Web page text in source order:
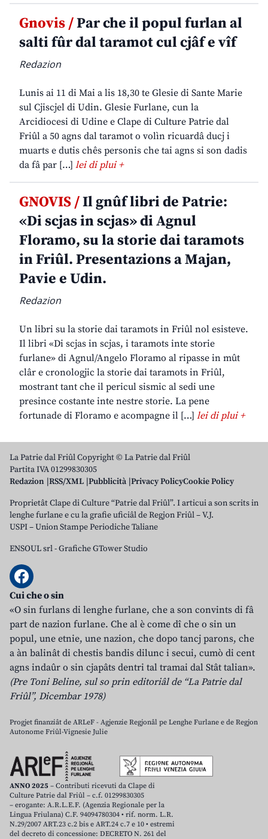
Gnovis /Par che il popul furlan al
salti fûr dal taramot cul cjâf e vîf
Redazion
Lunis ai 11 di Mai a lis 18,30 te Glesie di Sante Marie
sul Cjiscjel di Udin. Glesie Furlane, cun la
Arcidiocesi di Udine e Clape di Culture Patrie dal
Friûl a 50 agns dal taramot o volìn ricuardâ ducj i
muarts e dutis chês personis che tai agns si son dadis
da fâ par […] lei di plui +
GNOVIS /Il gnûf libri de Patrie:
«Di scjas in scjas» di Agnul
Floramo, su la storie dai taramots
in Friûl. Presentazions a Majan,
Pavie e Udin.
Redazion
Un libri su la storie dai taramots in Friûl nol esisteve.
Il libri «Di scjas in scjas, i taramots inte storie
furlane» di Agnul/Angelo Floramo al ripasse in mût
clâr e cronologjic la storie dai taramots in Friûl,
mostrant tant che il pericul sismic al sedi une
presince costante inte nestre storie. La pene
fortunade di Floramo e acompagne il […] lei di plui +
La Patrie dal Friûl Copyright © La Patrie dal Friûl
Partita IVA 01299830305
Redazion RSS/XML Pubblicità Privacy PolicyCookie Policy
Proprietât Clape di Culture “Patrie dal Friûl”. I articui a son scrits in
lenghe furlane e cu la grafie uficiâl de Regjon Friûl – V.J.
USPI – Union Stampe Periodiche Taliane
ENSOUL srl-Grafiche GTower Studio
Cui che o sin
«O sin furlans di lenghe furlane, che a son convints di fâ
part de nazion furlane. Che al è come dî che o sin un
popul, une etnie, une nazion, che dopo tancj parons, che
a àn balinât di chestis bandis dilunc i secui, cumò di cent
agns indaûr o sin cjapâts dentri tal tramai dal Stât talian».
(Pre Toni Beline, sul so prin editoriâl de “La Patrie dal
Friûl”, Dicembar 1978)
Progjet finanziât de ARLeF - Agjenzie Regjonâl pe Lenghe Furlane e de Regjon
Autonome Friûl-Vignesie Julie
ANNO 2025 – Contributi ricevuti da Clape di
Culture Patrie dal Friûl – c.f. 01299830305
– erogante: A.R.L.E.F. (Agenzia Regionale per la
Lingua Friulana) C.F. 94094780304 • rif. norm. L.R.
N.29/2007 ART.23 c.2 bis e ART.24 c.7 e 10 • estremi
del decreto di concessione: DECRETO N. 261 del